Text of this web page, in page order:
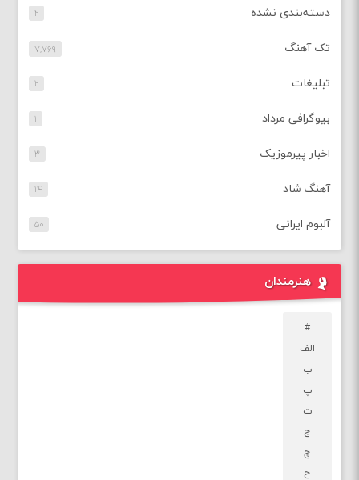
دسته‌بندی نشده ۲
تک آهنگ ۷,۷۶۹
تبلیغات ۲
بیوگرافی مرداد ۱
اخبار پیرموزیک ۳
آهنگ شاد ۱۴
آلبوم ایرانی ۵۰
هنرمندان
#
الف
ب
پ
ت
ج
چ
ح